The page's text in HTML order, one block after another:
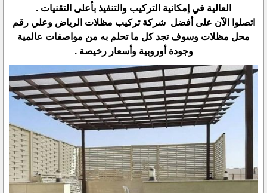
العالية في إمكانية التركيب والتنفيذ بأعلى التقنيات .
اتصلوا الآن على أفضل شركة تركيب مظلات الرياض وعلي رقم
محل مظلات وسوف تجد كل ما تحلم به من مواصفات عالمية
وجودة أوروبية وأسعار رخيصة .